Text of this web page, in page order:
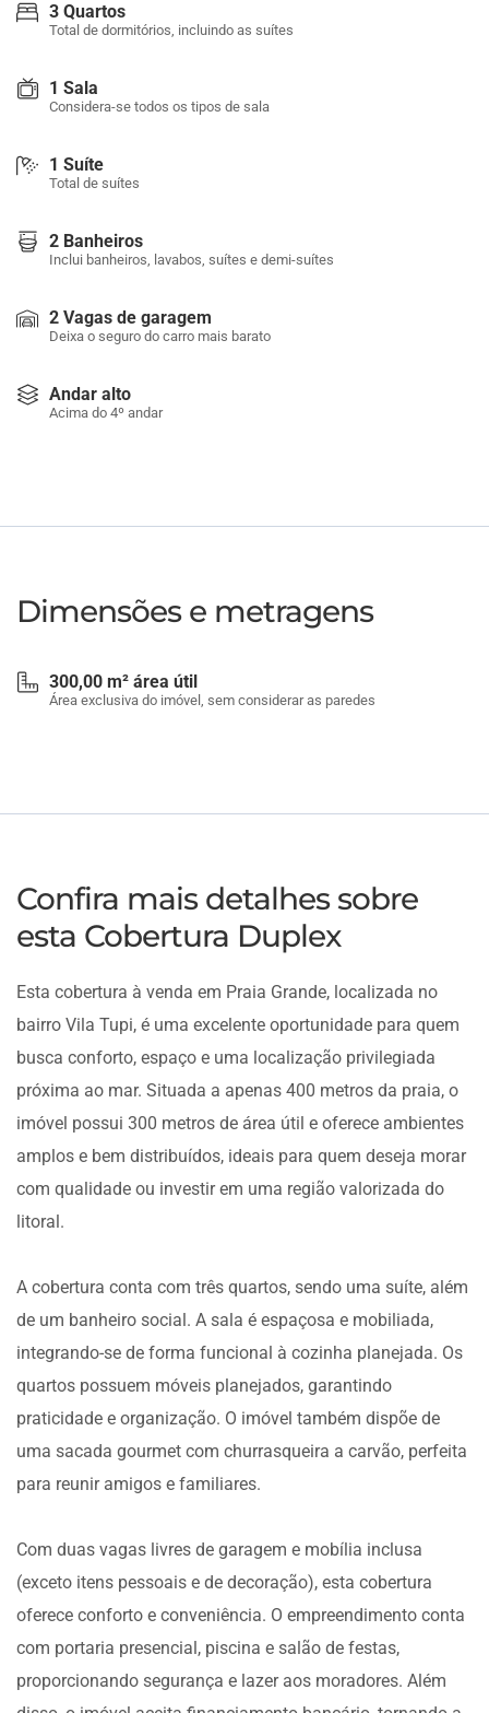
3 Quartos
Total de dormitórios, incluindo as suítes
1 Sala
Considera-se todos os tipos de sala
1 Suíte
Total de suítes
2 Banheiros
Inclui banheiros, lavabos, suítes e demi-suítes
2 Vagas de garagem
Deixa o seguro do carro mais barato
Andar alto
Acima do 4º andar
Dimensões e metragens
300,00 m² área útil
Área exclusiva do imóvel, sem considerar as paredes
Confira mais detalhes sobre
esta Cobertura Duplex
Esta cobertura à venda em Praia Grande, localizada no
bairro Vila Tupi, é uma excelente oportunidade para quem
busca conforto, espaço e uma localização privilegiada
próxima ao mar. Situada a apenas 400 metros da praia, o
imóvel possui 300 metros de área útil e oferece ambientes
amplos e bem distribuídos, ideais para quem deseja morar
com qualidade ou investir em uma região valorizada do
litoral.
A cobertura conta com três quartos, sendo uma suíte, além
de um banheiro social. A sala é espaçosa e mobiliada,
integrando-se de forma funcional à cozinha planejada. Os
quartos possuem móveis planejados, garantindo
praticidade e organização. O imóvel também dispõe de
uma sacada gourmet com churrasqueira a carvão, perfeita
para reunir amigos e familiares.
Com duas vagas livres de garagem e mobília inclusa
(exceto itens pessoais e de decoração), esta cobertura
oferece conforto e conveniência. O empreendimento conta
com portaria presencial, piscina e salão de festas,
proporcionando segurança e lazer aos moradores. Além